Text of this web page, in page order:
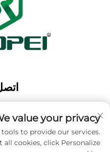
مدينة جينهوا، مقاطعة تشجيانغ،
الهاتف:+86-13616897017
البريد الإلكتروني:[email protected]
value your privacy
to provide our services.
cookies, click Personalize